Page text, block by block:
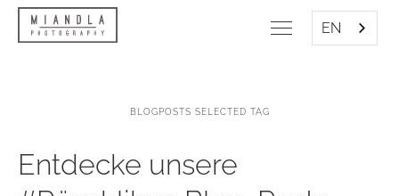
EN
BLOGPOSTS SELECTED TAG
Entdecke unsere